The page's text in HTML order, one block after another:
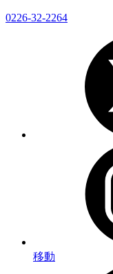
0226-32-2264
移動